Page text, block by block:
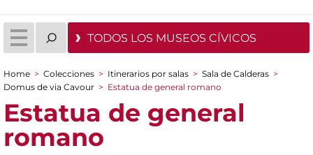
TODOS LOS MUSEOS CÍVICOS
You are here
Home > Colecciones > Itinerarios por salas > Sala de Calderas >
Domus de via Cavour > Estatua de general romano
Estatua de general
romano